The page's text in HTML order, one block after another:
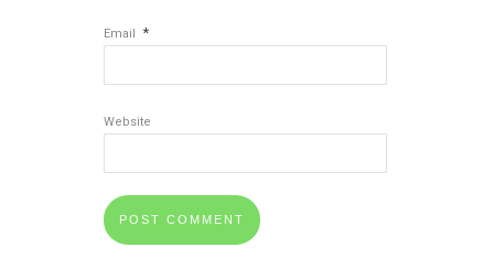
Email *
Website